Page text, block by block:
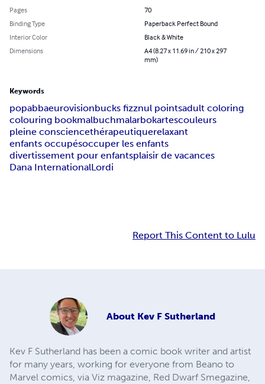
Pages
70
Binding Type
Paperback Perfect Bound
Interior Color
Black & White
Dimensions
A4 (8.27 x 11.69 in / 210 x 297
mm)
Keywords
popabbaeurovisionbucks fizznul pointsadult coloring
colouring bookmalbuchmalarbokartescouleurs
pleine consciencethérapeutiquerelaxant
enfants occupésoccuper les enfants
divertissement pour enfantsplaisir de vacances
Dana InternationalLordi
Report This Content to Lulu
About Kev F Sutherland
Kev F Sutherland has been a comic book writer and artist
for many years, working for everyone from Beano to
Marvel comics, via Viz magazine, Red Dwarf Smegazine,